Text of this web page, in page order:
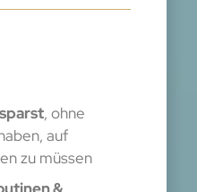
, ohne
auf
zu müssen